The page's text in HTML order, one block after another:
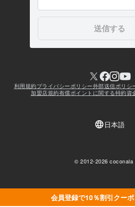
会員登録で10％割引クーポ